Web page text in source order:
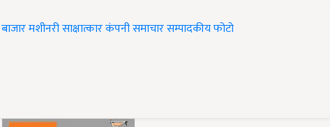
बाजारमशीनरीसाक्षात्कारकंपनी समाचारसम्पादकीयफोटो